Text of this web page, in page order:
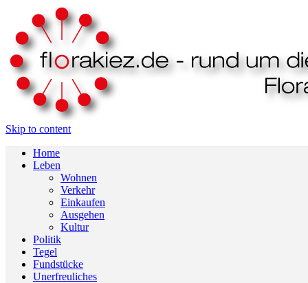
Skip to content
Home
Leben
Wohnen
Verkehr
Einkaufen
Ausgehen
Kultur
Politik
Tegel
Fundstücke
Unerfreuliches